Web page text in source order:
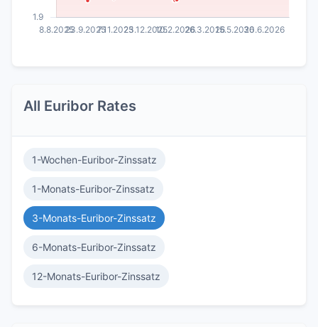
All Euribor Rates
1-Wochen-Euribor-Zinssatz
1-Monats-Euribor-Zinssatz
3-Monats-Euribor-Zinssatz
6-Monats-Euribor-Zinssatz
12-Monats-Euribor-Zinssatz